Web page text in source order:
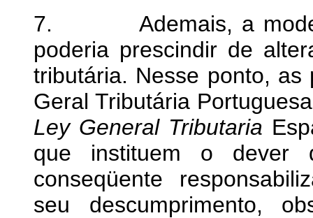
7. Ademais, a
poderia prescindir de
tributária. Nesse ponto,
Geral Tributária
Ley General Tributaria
que instituem o
conseqüente
seu descumprimento,